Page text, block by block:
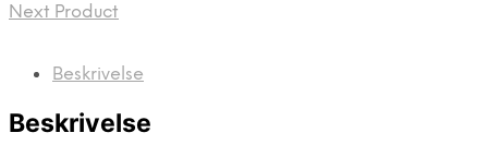
Next Product
Beskrivelse
Beskrivelse